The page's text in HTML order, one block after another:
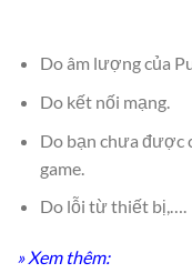
Do âm lượng của
Do kết nối mạng.
Do bạn chưa được
game.
Do lỗi từ thiết bị,….
» Xem thêm: